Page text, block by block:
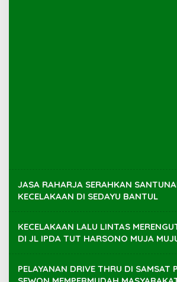
JASA RAHARJA SERAHKAN
KECELAKAAN DI SEDAYU BANTUL
KECELAKAAN LALU LINTAS
DI JL IPDA TUT HARSONO MUJA
PELAYANAN DRIVE THRU DI SAMSAT